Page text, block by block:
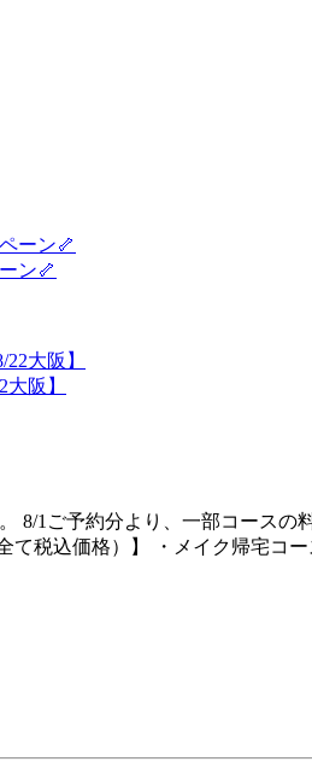
ン🦴
阪】
8/1ご予約分より、一部コース
て税込価格）】 ・メイク帰宅